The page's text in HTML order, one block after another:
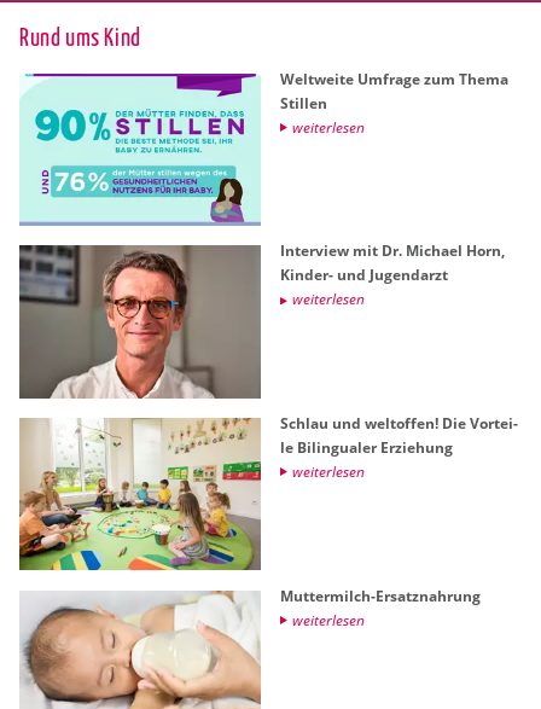
Rund ums Kind
Welt­wei­te Um­fra­ge zum Thema
Stil­len
wei­ter­le­sen
In­ter­view mit Dr. Mi­cha­el Horn,
Kin­der- und Ju­gend­arzt
wei­ter­le­sen
Schlau und welt­of­fen! Die Vor­tei­
le Bi­lin­gua­ler Er­zie­hung
wei­ter­le­sen
Mut­ter­milch-Er­satz­nah­rung
wei­ter­le­sen